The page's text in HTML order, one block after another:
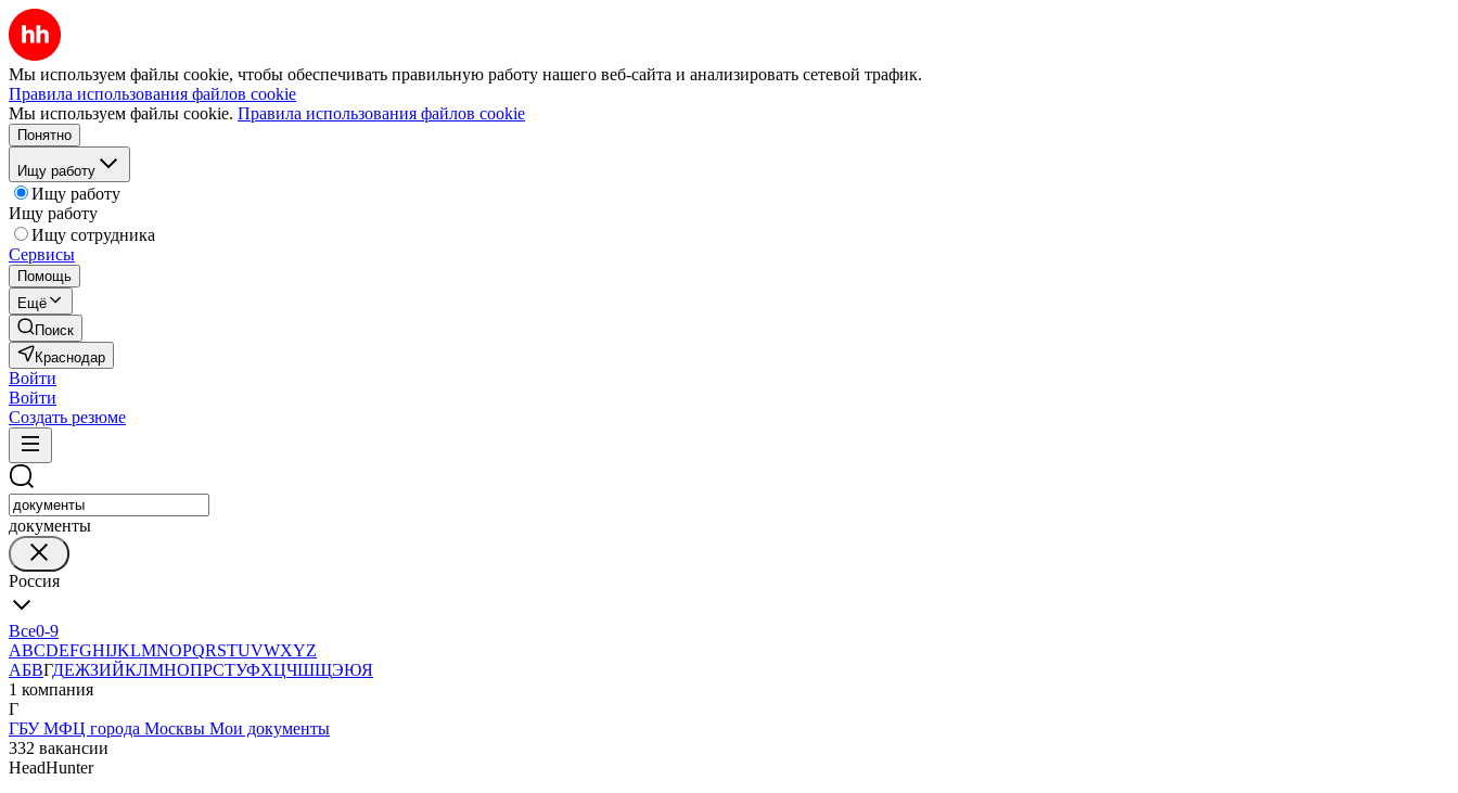
Мы используем файлы cookie, чтобы обеспечивать правильную работу нашего веб-сайта и анализировать сетевой трафик.
Правила использования файлов cookie
Мы используем файлы cookie. Правила использования файлов cookie
Понятно
Ищу работу
Ищу работу
Ищу работу
Ищу сотрудника
Сервисы
Помощь
Ещё
Поиск
Краснодар
Войти
Войти
Создать резюме
документы
Россия
Все0-9
ABCDEFGHIJKLMNOPQRSTUVWXYZ
АБВГДЕЖЗИЙКЛМНОПРСТУФХЦЧШЩЭЮЯ
1 компания
Г
ГБУ МФЦ города Москвы Мои документы
332 вакансии
HeadHunter